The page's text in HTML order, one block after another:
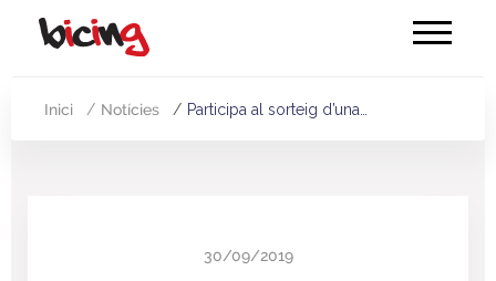
Vés
Inici Notícies Participa al sorteig d’una…
30/09/2019